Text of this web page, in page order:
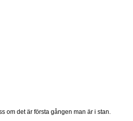
om det är första gången man är i stan.